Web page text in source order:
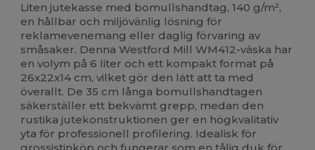
Liten jutekasse med bomullshandtag, 140 g/m²,
en hållbar och miljövänlig lösning för
reklamevenemang eller daglig förvaring av
småsaker. Denna Westford Mill WM412-väska har
en volym på 6 liter och ett kompakt format på
26x22x14 cm, vilket gör den lätt att ta med
överallt. De 35 cm långa bomullshandtagen
säkerställer ett bekvämt grepp, medan den
rustika jutekonstruktionen ger en högkvalitativ
yta för professionell profilering. Idealisk för